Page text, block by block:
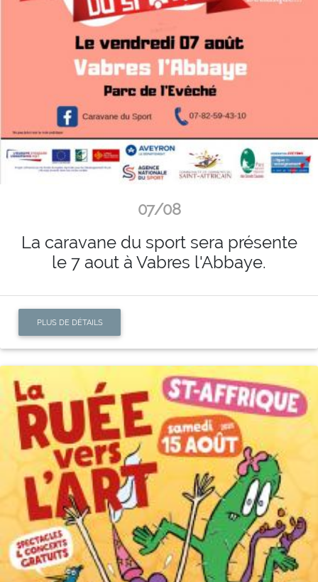
07/08
La caravane du sport sera présente
le 7 aout à Vabres l'Abbaye.
PLUS DE DÉTAILS